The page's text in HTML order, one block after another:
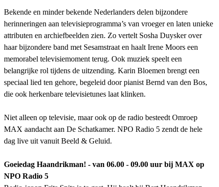
Bekende en minder bekende Nederlanders delen bijzondere
herinneringen aan televisieprogramma’s van vroeger en laten unieke
attributen en archiefbeelden zien. Zo vertelt Sosha Duysker over
haar bijzondere band met Sesamstraat en haalt Irene Moors een
memorabel televisiemoment terug. Ook muziek speelt een
belangrijke rol tijdens de uitzending. Karin Bloemen brengt een
speciaal lied ten gehore, begeleid door pianist Bernd van den Bos,
die ook herkenbare televisietunes laat klinken.
Niet alleen op televisie, maar ook op de radio besteedt Omroep
MAX aandacht aan De Schatkamer. NPO Radio 5 zendt de hele
dag live uit vanuit Beeld & Geluid.
Goeiedag Haandrikman! - van 06.00 - 09.00 uur bij MAX op
NPO Radio 5